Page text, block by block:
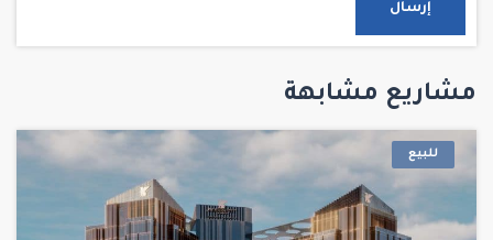
إرسال
مشاريع مشابهة
للبيع